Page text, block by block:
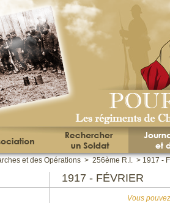
et des Opérations > 256ème R.I. > 1917 -
1917 - FÉVRIER
Vous